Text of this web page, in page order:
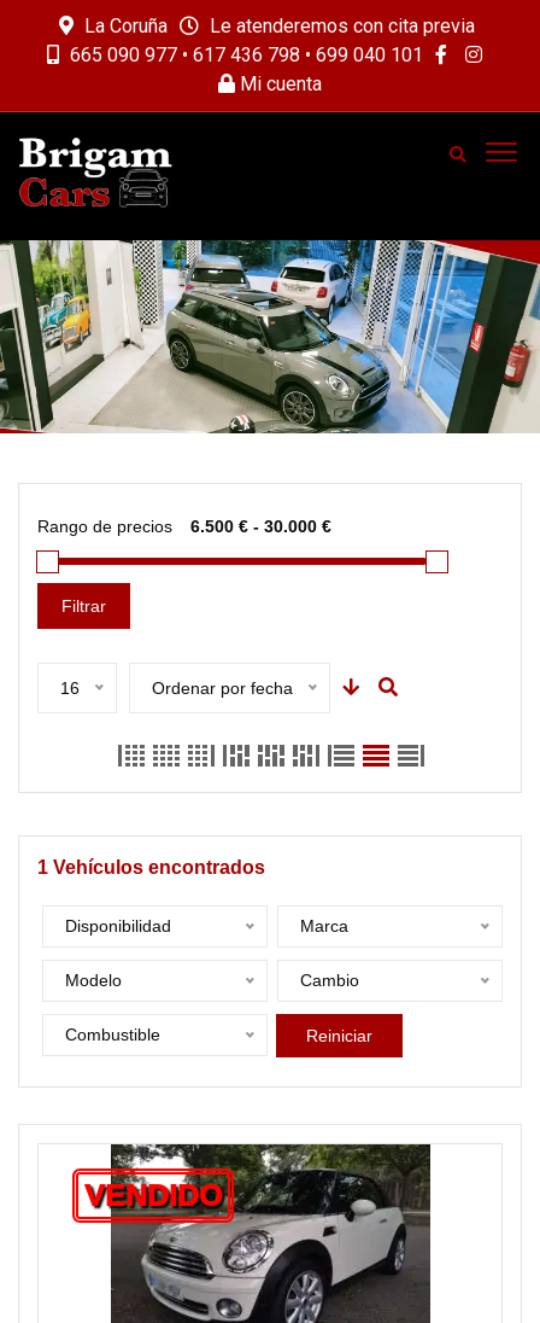
La Coruña
Le atenderemos con cita previa
665 090 977 • 617 436 798 • 699 040 101
Mi cuenta
Rango de precios
Filtrar
16 Ordenar por fecha
1 Vehículos encontrados
Disponibilidad Marca
Modelo Cambio
Combustible Reiniciar
VENDIDO